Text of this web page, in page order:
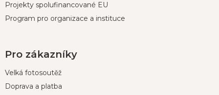
Projekty spolufinancované EU
Program pro organizace a instituce
Pro zákazníky
Velká fotosoutěž
Doprava a platba